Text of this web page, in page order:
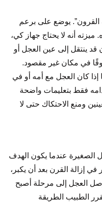
القرون”. يوضع على برعم
أنه لا يحتاج جهاز كي،
قد ينتقل إلى عين العجل أو
في مكان غير مقصود.
كان العجل مع أمه أو في
فقط بتعليمات واضحة
ومنع الاحتكاك حتى لا
الصغيرة عندما يكون الهدف
في إزالة القرن بعد أن يكبر،
وصل العجل إلى مرحلة أصبح
الطبيب الطريقة